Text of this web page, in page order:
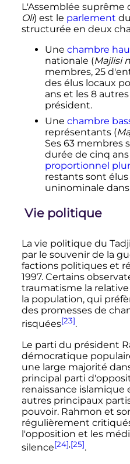
L'Assemblée suprême
Oli) est le parlement
structurée en deux
Une chambre
nationale (Majlisi
membres, 25
des élus locaux
ans et les 8
président.
Une chambre
représentants (
Ses 63 membres
durée de cinq ans
proportionnel
restants sont
uninominale
Vie politique
La vie politique du
par le souvenir de la
factions politiques et
1997. Certains
traumatisme la
la population, qui
des promesses de
risquées[23].
Le parti du président
démocratique
une large majorité
principal parti
renaissance islamique
autres principaux
pouvoir. Rahmon et
régulièrement
l'opposition et les
silence[24],[25].